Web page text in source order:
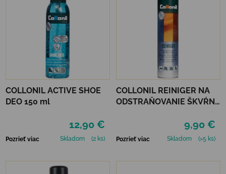
COLLONIL ACTIVE SHOE
DEO 150 ml
12,90 €
Pozrieť viac Skladom (2 ks)
COLLONIL REINIGER NA
ODSTRAŇOVANIE ŠKVŔN
9,90 €
Pozrieť viac Skladom (>5 ks)